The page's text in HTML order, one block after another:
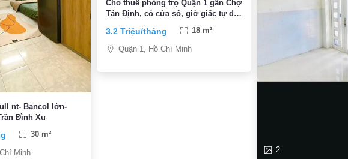
nt- Bancol lớn-
Đình Xu
30 m²
Minh
Cho thuê phòng trọ Quận 1 gần Chợ
Tân Định, có cửa sổ, giờ giấc tự do,
3.2 Triệu/tháng 18 m²
Quận 1, Hồ Chí Minh
2